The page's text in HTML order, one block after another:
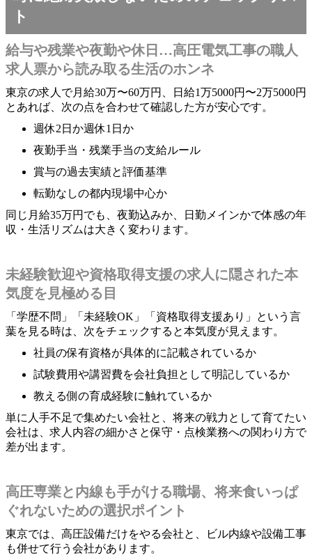
ト
給与や残業や夜勤や休日…高圧電気工事の職人
求人票から読み取る生活のホンネ
東京の求人で月給30万〜60万円、日給1万5000円〜2万5000円
とあれば、次の点を合わせて確認した方が安心です。
週休2日か週休1日か
夜勤手当・残業手当の支給ルール
賞与の過去実績と評価基準
転勤なしの都内現場中心か
同じ月給35万円でも、夜勤込みか、日勤メインかで体感の年
収・生活リズムは大きく変わります。
未経験歓迎や資格取得支援の求人に隠された本
気度を見極める目
「学歴不問」「未経験OK」「資格取得支援あり」という言
葉を見る時は、次をチェックすると本気度が見えます。
社員の保有資格が具体的に記載されているか
試験費用や講習費を会社負担として明記しているか
教える側の育成経験に触れているか
単に人手不足で集めたい会社と、将来の戦力として育てたい
会社は、求人内容の細かさと保守・点検業務への関わり方で
差が出ます。
高圧専業と内線も手がける職場、将来食いっぱ
ぐれないための選択ポイント
東京では、高圧設備だけをやる会社と、ビル内線や設備工事
も併せて行う会社があります。